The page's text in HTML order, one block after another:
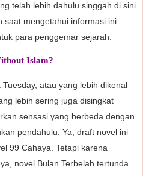
telah lebih dahulu singgah di sini
mengetahui informasi ini.
para penggemar sejarah.
Islam?
atau yang lebih dikenal
lebih sering juga disingkat
sensasi yang berbeda dengan
pendahulu. Ya, draft novel ini
99 Cahaya. Tetapi karena
novel Bulan Terbelah tertunda